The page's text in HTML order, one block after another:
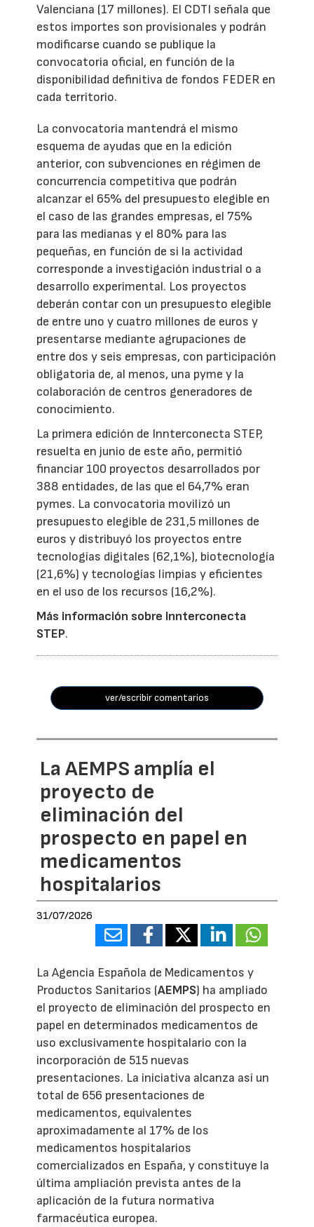
Valenciana (17 millones). El CDTI señala que
estos importes son provisionales y podrán
modificarse cuando se publique la
convocatoria oficial, en función de la
disponibilidad definitiva de fondos FEDER en
cada territorio.
La convocatoria mantendrá el mismo
esquema de ayudas que en la edición
anterior, con subvenciones en régimen de
concurrencia competitiva que podrán
alcanzar el 65% del presupuesto elegible en
el caso de las grandes empresas, el 75%
para las medianas y el 80% para las
pequeñas, en función de si la actividad
corresponde a investigación industrial o a
desarrollo experimental. Los proyectos
deberán contar con un presupuesto elegible
de entre uno y cuatro millones de euros y
presentarse mediante agrupaciones de
entre dos y seis empresas, con participación
obligatoria de, al menos, una pyme y la
colaboración de centros generadores de
conocimiento.
La primera edición de Innterconecta STEP,
resuelta en junio de este año, permitió
financiar 100 proyectos desarrollados por
388 entidades, de las que el 64,7% eran
pymes. La convocatoria movilizó un
presupuesto elegible de 231,5 millones de
euros y distribuyó los proyectos entre
tecnologías digitales (62,1%), biotecnología
(21,6%) y tecnologías limpias y eficientes
en el uso de los recursos (16,2%).
Más información sobre Innterconecta
STEP.
ver/escribir comentarios
La AEMPS amplía el
proyecto de
eliminación del
prospecto en papel en
medicamentos
hospitalarios
31/07/2026
La Agencia Española de Medicamentos y
Productos Sanitarios (AEMPS) ha ampliado
el proyecto de eliminación del prospecto en
papel en determinados medicamentos de
uso exclusivamente hospitalario con la
incorporación de 515 nuevas
presentaciones. La iniciativa alcanza así un
total de 656 presentaciones de
medicamentos, equivalentes
aproximadamente al 17% de los
medicamentos hospitalarios
comercializados en España, y constituye la
última ampliación prevista antes de la
aplicación de la futura normativa
farmacéutica europea.